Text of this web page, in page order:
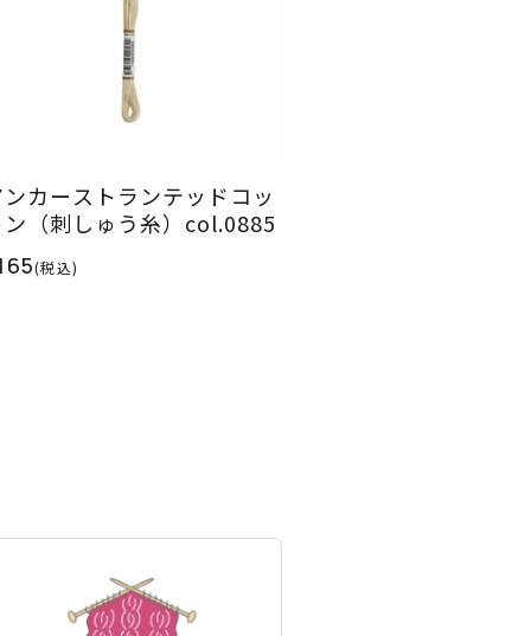
ンカーストランテッドコッ
ン（刺しゅう糸）col.0885
(税込)